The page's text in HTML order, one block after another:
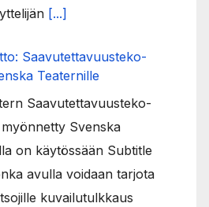
[...]
Saavutettavuusteko-
Teaternille
Saavutettavuusteko-
Svenska
on käytössään Subtitle
avulla voidaan tarjota
kuvailutulkkaus